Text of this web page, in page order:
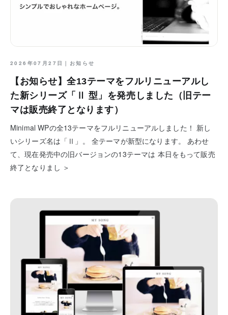
2026年07月27日｜ お知らせ
【お知らせ】全13テーマをフルリニューアルし
た新シリーズ「Ⅱ 型」を発売しました（旧テー
マは販売終了となります）
Minimal WPの全13テーマをフルリニューアルしました！ 新し
いシリーズ名は「Ⅱ」。 全テーマが新型になります。 あわせ
て、現在発売中の旧バージョンの13テーマは 本日をもって販売
終了となりまし ＞